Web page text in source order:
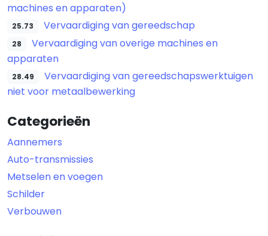
machines en apparaten)
25.73 Vervaardiging van gereedschap
28
Vervaardiging van overige machines en
apparaten
28.49
Vervaardiging van gereedschapswerktuigen
niet voor metaalbewerking
Categorieën
Aannemers
Auto-transmissies
Metselen en voegen
Schilder
Verbouwen